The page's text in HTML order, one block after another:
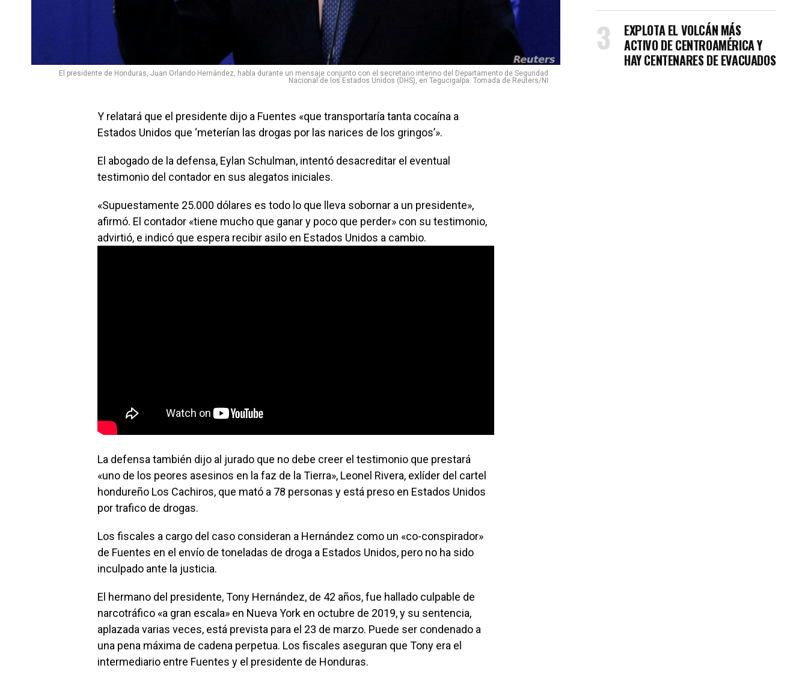
El presidente de Honduras, Juan Orlando Hernández, habla durante un mensaje conjunto con el secretario interino del Departamento de Seguridad
Nacional de los Estados Unidos (DHS), en Tegucigalpa. Tomada de Reuters/NI
Y relatará que el presidente dijo a Fuentes «que transportaría tanta cocaína a
Estados Unidos que ‘meterían las drogas por las narices de los gringos’».
El abogado de la defensa, Eylan Schulman, intentó desacreditar el eventual
testimonio del contador en sus alegatos iniciales.
«Supuestamente 25.000 dólares es todo lo que lleva sobornar a un presidente»,
afirmó. El contador «tiene mucho que ganar y poco que perder» con su testimonio,
advirtió, e indicó que espera recibir asilo en Estados Unidos a cambio.
La defensa también dijo al jurado que no debe creer el testimonio que prestará
«uno de los peores asesinos en la faz de la Tierra», Leonel Rivera, exlíder del cartel
hondureño Los Cachiros, que mató a 78 personas y está preso en Estados Unidos
por trafico de drogas.
Los fiscales a cargo del caso consideran a Hernández como un «co-conspirador»
de Fuentes en el envío de toneladas de droga a Estados Unidos, pero no ha sido
inculpado ante la justicia.
El hermano del presidente, Tony Hernández, de 42 años, fue hallado culpable de
narcotráfico «a gran escala» en Nueva York en octubre de 2019, y su sentencia,
aplazada varias veces, está prevista para el 23 de marzo. Puede ser condenado a
una pena máxima de cadena perpetua. Los fiscales aseguran que Tony era el
intermediario entre Fuentes y el presidente de Honduras.
EXPLOTA EL VOLCÁN MÁS
ACTIVO DE CENTROAMÉRICA Y
HAY CENTENARES DE EVACUADOS